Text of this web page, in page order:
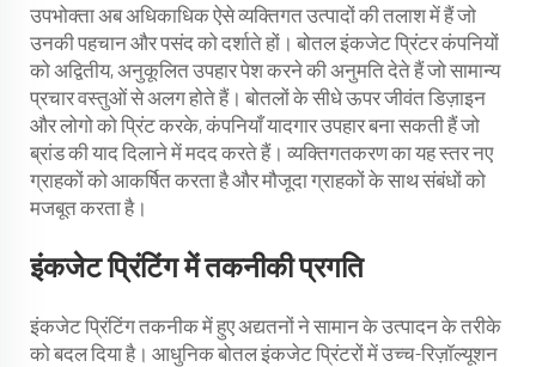
उपभोक्ता अब अधिकाधिक ऐसे व्यक्तिगत उत्पादों की तलाश में हैं जो
उनकी पहचान और पसंद को दर्शाते हों। बोतल इंकजेट प्रिंटर कंपनियों
को अद्वितीय, अनुकूलित उपहार पेश करने की अनुमति देते हैं जो सामान्य
प्रचार वस्तुओं से अलग होते हैं। बोतलों के सीधे ऊपर जीवंत डिज़ाइन
और लोगो को प्रिंट करके, कंपनियाँ यादगार उपहार बना सकती हैं जो
ब्रांड की याद दिलाने में मदद करते हैं। व्यक्तिगतकरण का यह स्तर नए
ग्राहकों को आकर्षित करता है और मौजूदा ग्राहकों के साथ संबंधों को
मजबूत करता है।
इंकजेट प्रिंटिंग में तकनीकी प्रगति
इंकजेट प्रिंटिंग तकनीक में हुए अद्यतनों ने सामान के उत्पादन के तरीके
को बदल दिया है। आधुनिक बोतल इंकजेट प्रिंटरों में उच्च-रिज़ॉल्यूशन